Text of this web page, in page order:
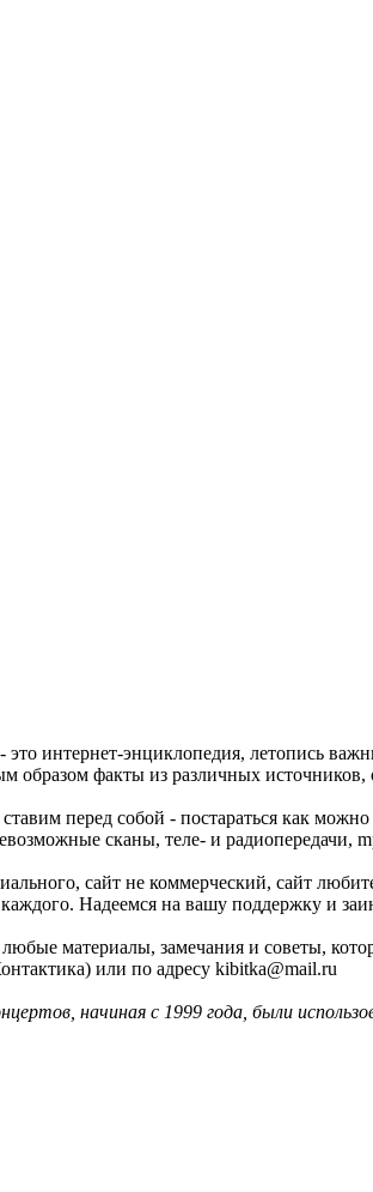
интернет-энциклопедия, летопись
образом факты из различных
перед собой - постараться как
сканы, теле- и
сайт не коммерческий, сайт
Надеемся на вашу поддержку и
материалы, замечания и советы,
или по адресу kibitka@mail.ru
начиная с 1999 года, были